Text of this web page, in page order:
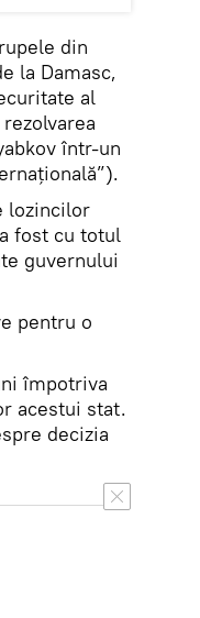
din
la Damasc,
al
într-un
lozincilor
fost cu totul
guvernului
pentru o
împotriva
acestui stat.
decizia